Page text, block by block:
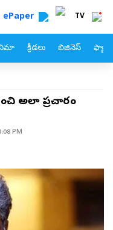
ePaper TV
క్రీడలు బిజినెస్
అలా ప్రచారం
PM